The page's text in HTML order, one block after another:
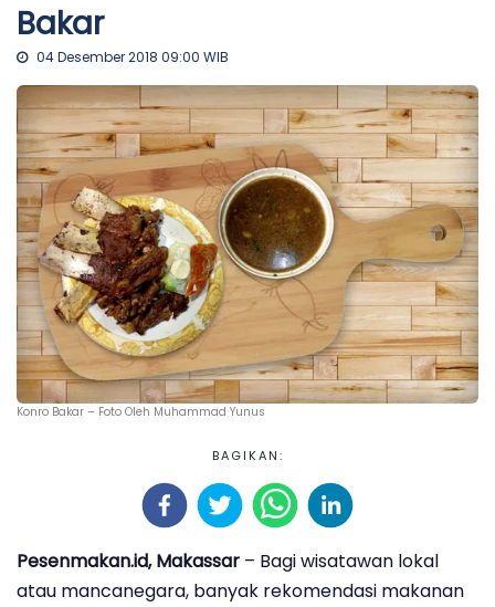
Bakar
04 Desember 2018 09:00 WIB
Konro Bakar – Foto Oleh Muhammad Yunus
BAGIKAN:
Pesenmakan.id, Makassar – Bagi wisatawan lokal
atau mancanegara, banyak rekomendasi makanan